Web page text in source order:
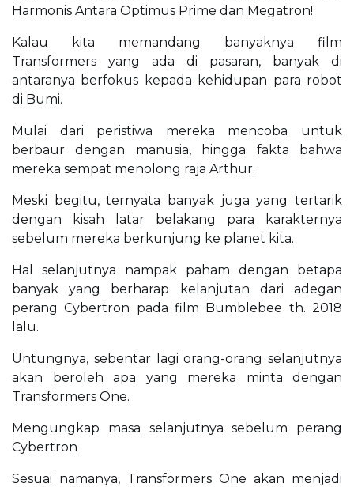
Harmonis Antara Optimus Prime dan Megatron!
Kalau kita memandang banyaknya film
Transformers yang ada di pasaran, banyak di
antaranya berfokus kepada kehidupan para robot
di Bumi.
Mulai dari peristiwa mereka mencoba untuk
berbaur dengan manusia, hingga fakta bahwa
mereka sempat menolong raja Arthur.
Meski begitu, ternyata banyak juga yang tertarik
dengan kisah latar belakang para karakternya
sebelum mereka berkunjung ke planet kita.
Hal selanjutnya nampak paham dengan betapa
banyak yang berharap kelanjutan dari adegan
perang Cybertron pada film Bumblebee th. 2018
lalu.
Untungnya, sebentar lagi orang-orang selanjutnya
akan beroleh apa yang mereka minta dengan
Transformers One.
Mengungkap masa selanjutnya sebelum perang
Cybertron
Sesuai namanya, Transformers One akan menjadi